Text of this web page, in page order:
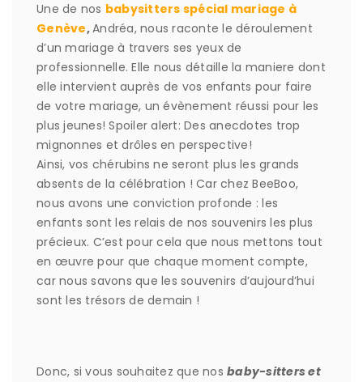
Une de nos babysitters spécial mariage à
Genève,Andréa, nous raconte le déroulement
d’un mariage à travers ses yeux de
professionnelle. Elle nous détaille la maniere dont
elle intervient auprès de vos enfants pour faire
de votre mariage, un évènement réussi pour les
plus jeunes! Spoiler alert: Des anecdotes trop
mignonnes et drôles en perspective!
Ainsi, vos chérubins ne seront plus les grands
absents de la célébration ! Car chez BeeBoo,
nous avons une conviction profonde : les
enfants sont les relais de nos souvenirs les plus
précieux. C’est pour cela que nous mettons tout
en œuvre pour que chaque moment compte,
car nous savons que les souvenirs d’aujourd’hui
sont les trésors de demain !
Donc, si vous souhaitez que nos baby-sitters et